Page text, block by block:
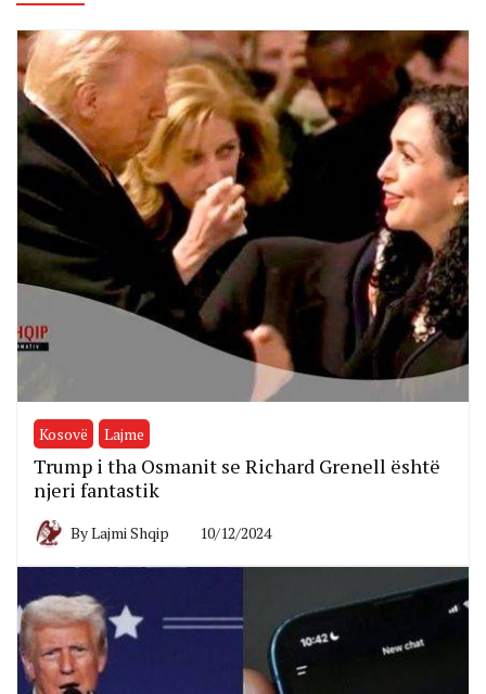
Kosovë Lajme
Trump i tha Osmanit se Richard Grenell është
njeri fantastik
ByLajmi Shqip 10/12/2024